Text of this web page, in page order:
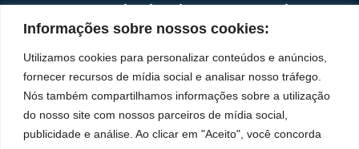
Informações sobre nossos cookies:
Utilizamos cookies para personalizar conteúdos e anúncios,
fornecer recursos de mídia social e analisar nosso tráfego.
Nós também compartilhamos informações sobre a utilização
do nosso site com nossos parceiros de mídia social,
publicidade e análise. Ao clicar em "Aceito", você concorda
líder
em
fabricação
de
equipamentos
Privacidade
de
Cookies
Institucional
Produtos
Assistências
Localização
Rua Tiradentes,
931 – Anexo
Anita Franchini,
Conosco
5050
Redes
Sociais
Youtube